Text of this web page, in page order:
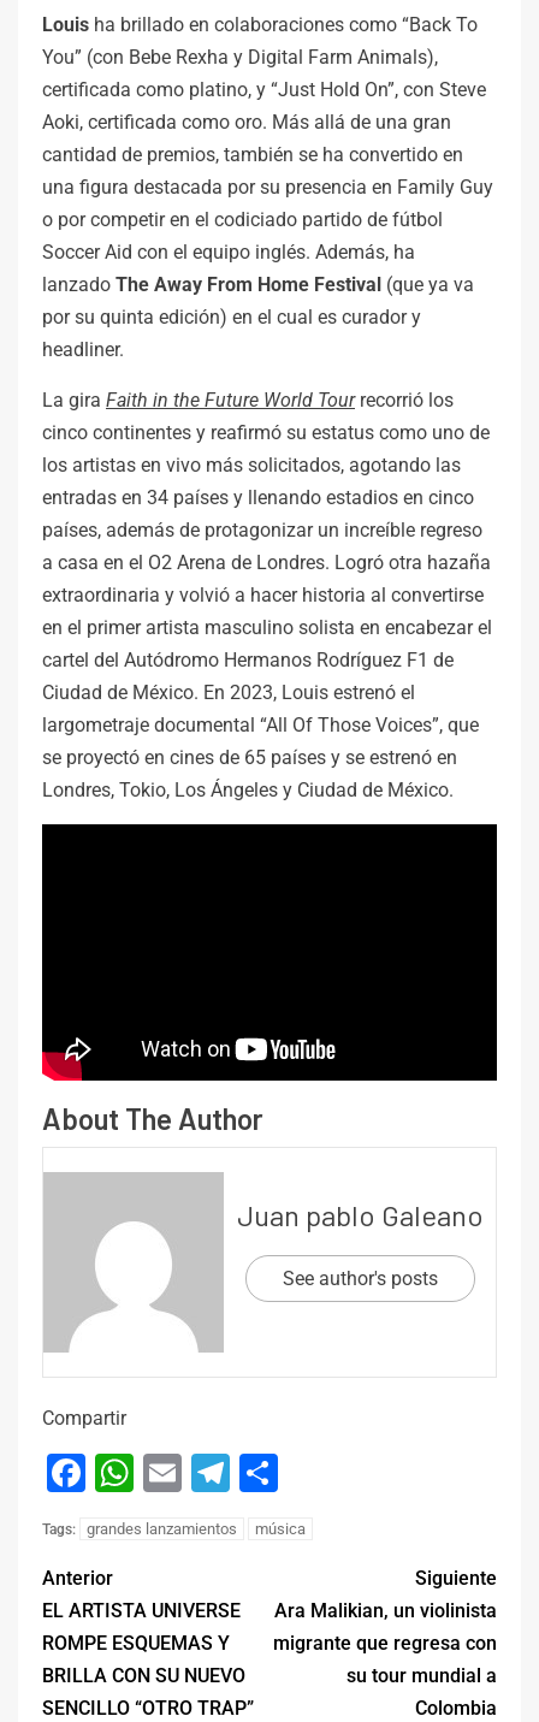
Louis ha brillado en colaboraciones como “Back To
You” (con Bebe Rexha y Digital Farm Animals),
certificada como platino, y “Just Hold On”, con Steve
Aoki, certificada como oro. Más allá de una gran
cantidad de premios, también se ha convertido en
una figura destacada por su presencia en Family Guy
o por competir en el codiciado partido de fútbol
Soccer Aid con el equipo inglés. Además, ha
lanzado The Away From Home Festival (que ya va
por su quinta edición) en el cual es curador y
headliner.
La gira Faith in the Future World Tour recorrió los
cinco continentes y reafirmó su estatus como uno de
los artistas en vivo más solicitados, agotando las
entradas en 34 países y llenando estadios en cinco
países, además de protagonizar un increíble regreso
a casa en el O2 Arena de Londres. Logró otra hazaña
extraordinaria y volvió a hacer historia al convertirse
en el primer artista masculino solista en encabezar el
cartel del Autódromo Hermanos Rodríguez F1 de
Ciudad de México. En 2023, Louis estrenó el
largometraje documental “All Of Those Voices”, que
se proyectó en cines de 65 países y se estrenó en
Londres, Tokio, Los Ángeles y Ciudad de México.
About The Author
Juan pablo Galeano
See author's posts
Compartir
Facebook
WhatsApp
EmailTelegram
Tags: grandes lanzamientos música
Anterior
EL ARTISTA UNIVERSE
ROMPE ESQUEMAS Y
BRILLA CON SU NUEVO
SENCILLO “OTRO TRAP”
Siguiente
Ara Malikian, un violinista
migrante que regresa con
su tour mundial a
Colombia